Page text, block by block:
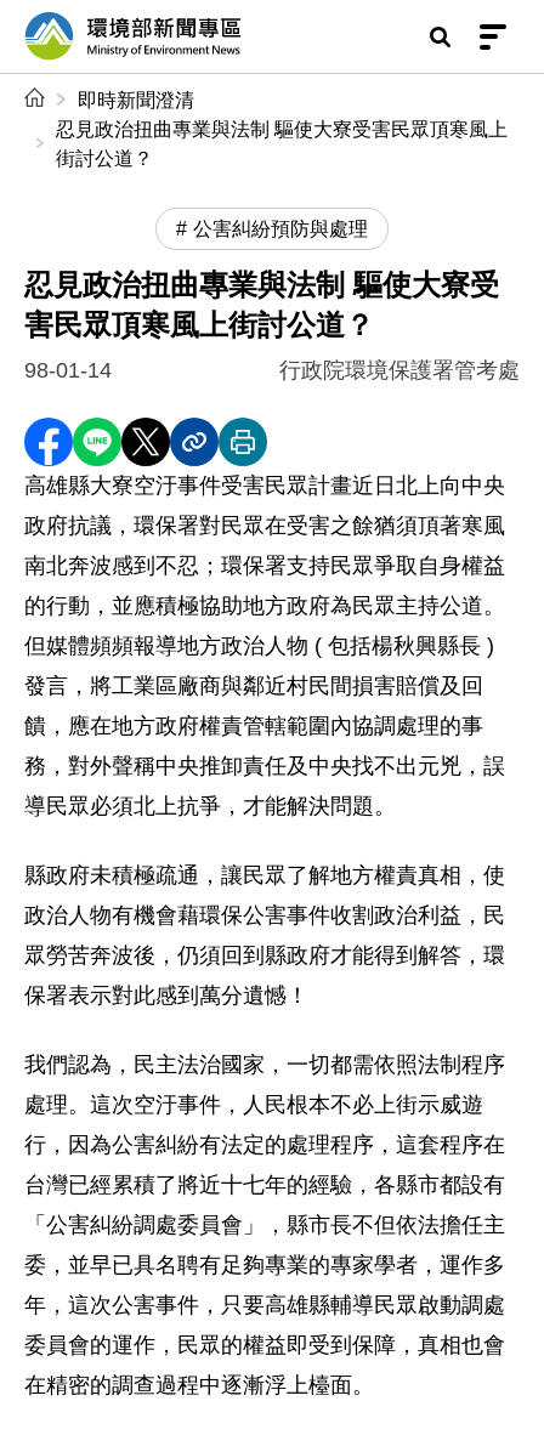
前往中央內容區塊
環境部新聞專區
即時新聞澄清
忍見政治扭曲專業與法制 驅使大寮受害民眾頂寒風上
街討公道？
公害糾紛預防與處理
忍見政治扭曲專業與法制 驅使大寮受
害民眾頂寒風上街討公道？
98-01-14 行政院環境保護署管考處
分享至 Facebook
分享到 LINE
分享到 X分享內容連結
列印本頁
高雄縣大寮空汙事件受害民眾計畫近日北上向中央
政府抗議，環保署對民眾在受害之餘猶須頂著寒風
南北奔波感到不忍；環保署支持民眾爭取自身權益
的行動，並應積極協助地方政府為民眾主持公道。
但媒體頻頻報導地方政治人物 ( 包括楊秋興縣長 )
發言，將工業區廠商與鄰近村民間損害賠償及回
饋，應在地方政府權責管轄範圍內協調處理的事
務，對外聲稱中央推卸責任及中央找不出元兇，誤
導民眾必須北上抗爭，才能解決問題。
縣政府未積極疏通，讓民眾了解地方權責真相，使
政治人物有機會藉環保公害事件收割政治利益，民
眾勞苦奔波後，仍須回到縣政府才能得到解答，環
保署表示對此感到萬分遺憾！
我們認為，民主法治國家，一切都需依照法制程序
處理。這次空汙事件，人民根本不必上街示威遊
行，因為公害糾紛有法定的處理程序，這套程序在
台灣已經累積了將近十七年的經驗，各縣市都設有
「公害糾紛調處委員會」，縣市長不但依法擔任主
委，並早已具名聘有足夠專業的專家學者，運作多
年，這次公害事件，只要高雄縣輔導民眾啟動調處
委員會的運作，民眾的權益即受到保障，真相也會
在精密的調查過程中逐漸浮上檯面。